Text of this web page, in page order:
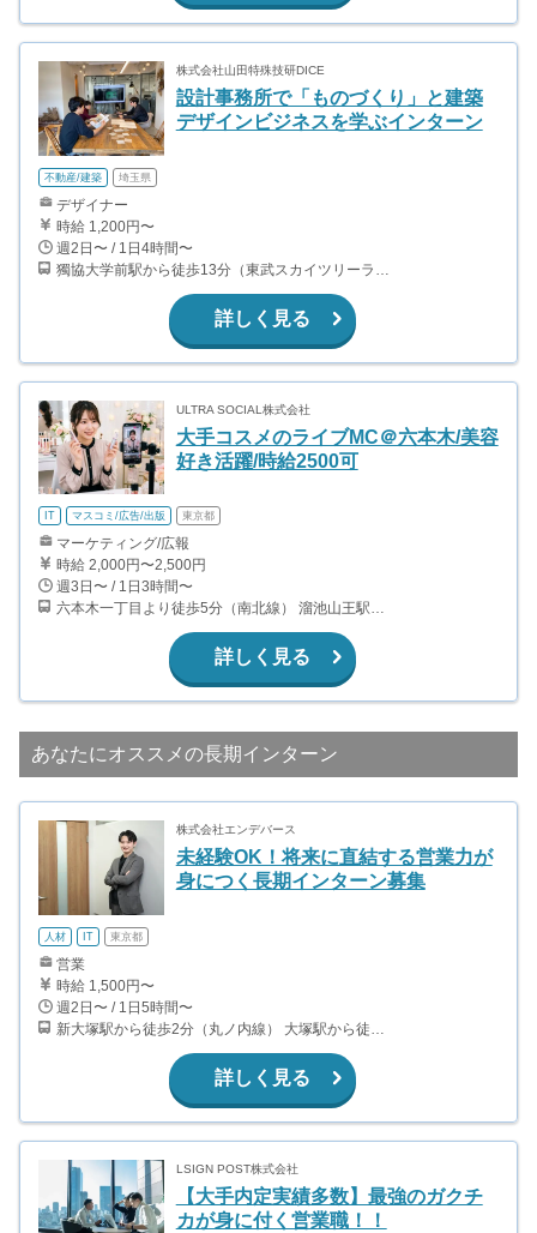
株式会社山田特殊技研DICE
設計事務所で「ものづくり」と建築
デザインビジネスを学ぶインターン
不動産/建築 埼玉県
デザイナー
時給 1,200円〜
週2日〜 / 1日4時間〜
詳しく見る
ULTRA SOCIAL株式会社
大手コスメのライブMC＠六本木/美容
好き活躍/時給2500可
IT マスコミ/広告/出版 東京都
マーケティング/広報
時給 2,000円〜2,500円
週3日〜 / 1日3時間〜
六本木一丁目より徒歩5分（南北線） 溜池山王駅より徒歩10分（銀座線） 六本木駅より徒歩12分（日比谷線）
詳しく見る
あなたにオススメの長期インターン
株式会社エンデバース
未経験OK！将来に直結する営業力が
身につく長期インターン募集
人材 IT 東京都
営業
時給 1,500円〜
週2日〜 / 1日5時間〜
新大塚駅から徒歩2分（丸ノ内線） 大塚駅から徒歩8分（山手線）
詳しく見る
LSIGN POST株式会社
【大手内定実績多数】最強のガクチ
カが身に付く営業職！！